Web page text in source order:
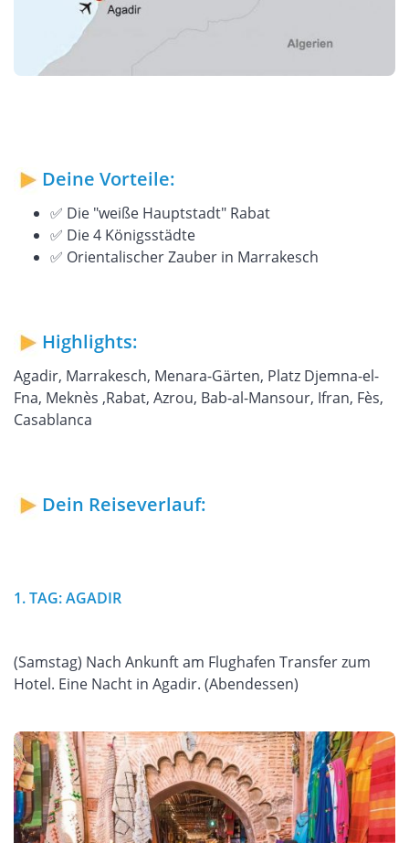
Deine Vorteile:
✅ Die "weiße Hauptstadt" Rabat
✅ Die 4 Königsstädte
✅ Orientalischer Zauber in Marrakesch
Highlights:
Agadir, Marrakesch, Menara-Gärten, Platz Djemna-el-
Fna, Meknès ,Rabat, Azrou, Bab-al-Mansour, Ifran, Fès,
Casablanca
Dein Reiseverlauf:
1. TAG: AGADIR
(Samstag) Nach Ankunft am Flughafen Transfer zum
Hotel. Eine Nacht in Agadir. (Abendessen)